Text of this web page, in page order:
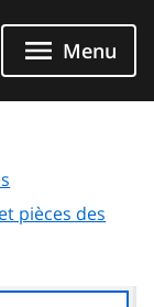
Menu
pièces des